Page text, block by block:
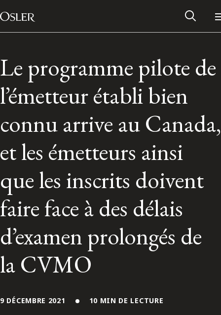
Passer au contenu
Main Navigation
Réseau des anciens d’Osler
Contactez-nous
S’abonner aux articles Osler
Le programme pilote de
l’émetteur établi bien
connu arrive au Canada,
et les émetteurs ainsi
que les inscrits doivent
faire face à des délais
d’examen prolongés de
la CVMO
9 DÉCEMBRE 2021 10 MIN DE LECTURE